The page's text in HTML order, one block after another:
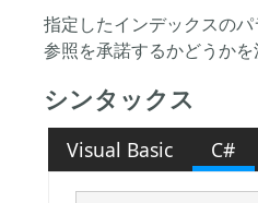
指定したインデックスの
参照を承諾するかどうかを
シンタックス
Visual Basic C#